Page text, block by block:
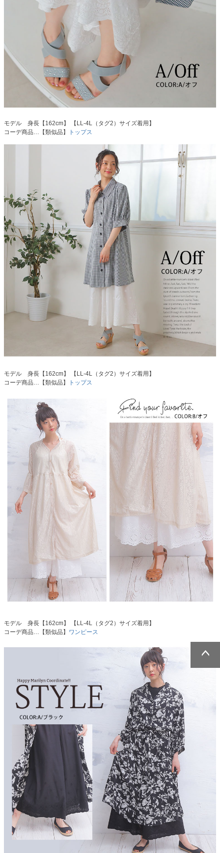
モデル 身長【162cm】 【LL-4L（タグ2）サイズ着用】
コーデ商品…【類似品】
トップス
モデル 身長【162cm】 【LL-4L（タグ2）サイズ着用】
コーデ商品…【類似品】
トップス
モデル 身長【162cm】 【LL-4L（タグ2）サイズ着用】
コーデ商品…【類似品】 ワンピース